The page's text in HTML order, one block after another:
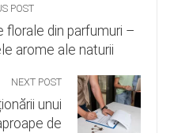
POST
florale din parfumuri –
arome ale naturii
NEXT POST
unui
de